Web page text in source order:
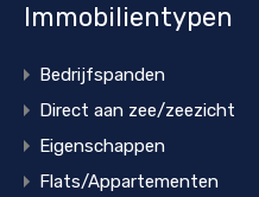
Immobilientypen
Bedrijfspanden
Direct aan zee/zeezicht
Eigenschappen
Flats/Appartementen